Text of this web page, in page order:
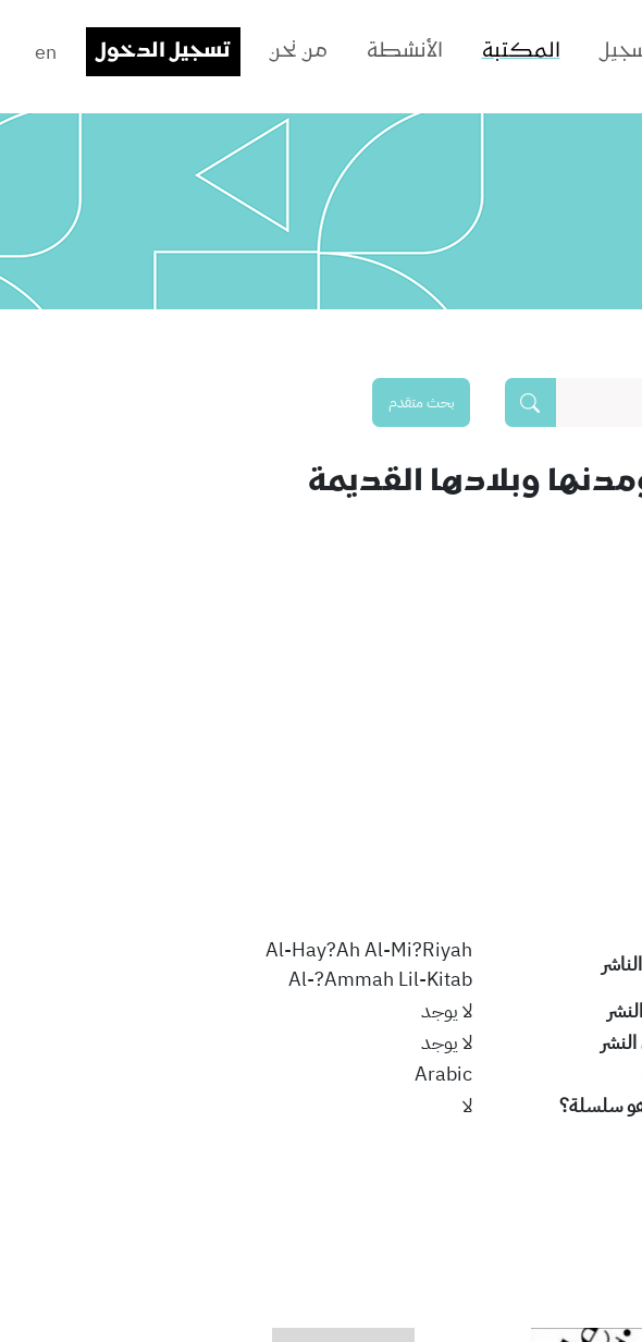
المكتبة الأنشطة من نحن تسجيل الدخول en
بحث متقدم
وبلادها القديمة
Al-Hay?Ah Al-Mi?Riyah
Al-?Ammah Lil-Kitab
لا يوجد
لا يوجد
Arabic
سلسلة؟
لا